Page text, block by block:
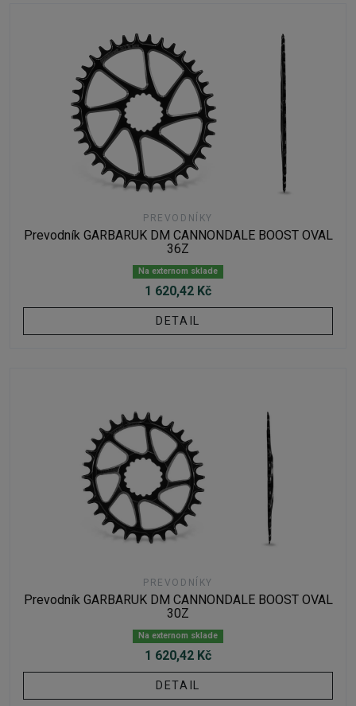
PREVODNÍKY
Prevodník GARBARUK DM CANNONDALE BOOST OVAL
36Z
Na externom sklade
1 620,42 Kč
DETAIL
PREVODNÍKY
Prevodník GARBARUK DM CANNONDALE BOOST OVAL
30Z
Na externom sklade
1 620,42 Kč
DETAIL